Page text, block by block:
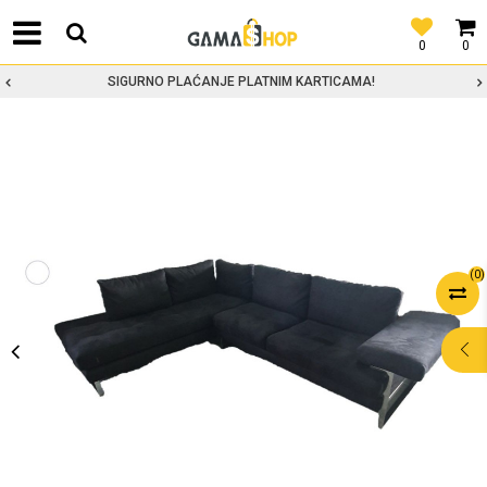
0
0
SIGURNO PLAĆANJE PLATNIM KARTICAMA!
(0)